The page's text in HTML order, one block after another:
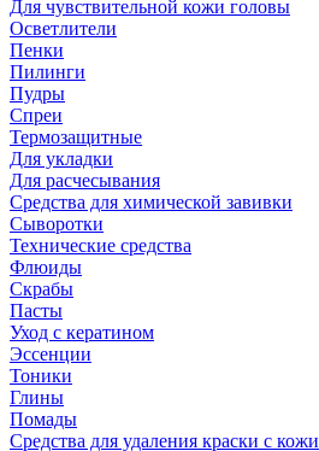
Для чувствительной кожи головы
Осветлители
Пенки
Пилинги
Пудры
Спреи
Термозащитные
Для укладки
Для расчесывания
Средства для химической завивки
Сыворотки
Технические средства
Флюиды
Скрабы
Пасты
Уход с кератином
Эссенции
Тоники
Глины
Помады
Средства для удаления краски с кожи